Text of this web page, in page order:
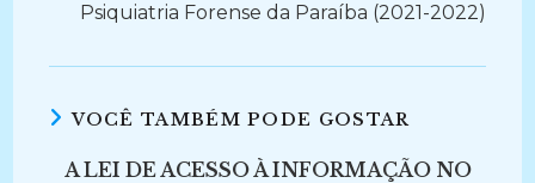
Psiquiatria Forense da Paraíba (2021-2022)
VOCÊ TAMBÉM PODE GOSTAR
A LEI DE ACESSO À INFORMAÇÃO NO